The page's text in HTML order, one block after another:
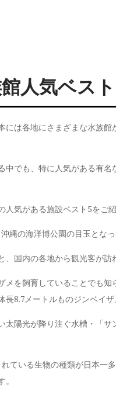
人気ベス
には各地にさまざまな水族
中でも、特に人気がある有
人気がある施設ベスト5をご紹
沖縄の海洋博公園の目玉とな
、国内の各地から観光客が訪
メを飼育していることでも
長8.7メートルものジンベイ
太陽光が降り注ぐ水槽・「
れている生物の種類が日本一